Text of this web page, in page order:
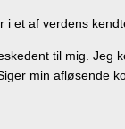
i et af verdens
til mig.
min afløsende